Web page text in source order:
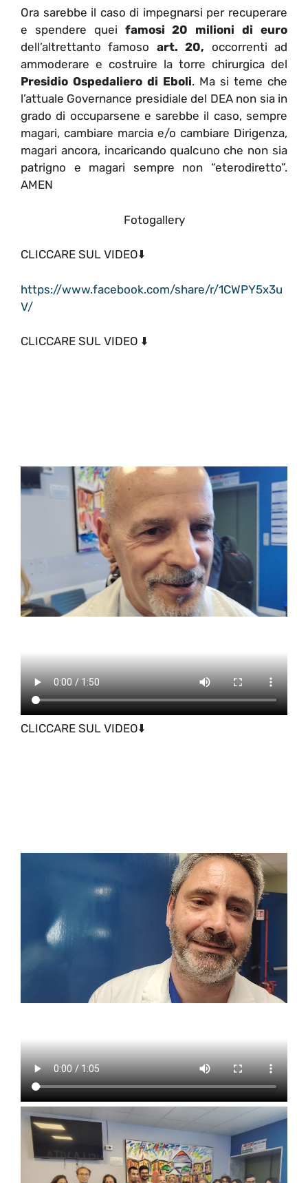
Ora sarebbe il caso di impegnarsi per recuperare
e spendere quei famosi 20 milioni di euro
dell’altrettanto famoso art. 20, occorrenti ad
ammoderare e costruire la torre chirurgica del
Presidio Ospedaliero di Eboli. Ma si teme che
l’attuale Governance presidiale del DEA non sia in
grado di occuparsene e sarebbe il caso, sempre
magari, cambiare marcia e/o cambiare Dirigenza,
magari ancora, incaricando qualcuno che non sia
patrigno e magari sempre non “eterodiretto”.
AMEN
Fotogallery
CLICCARE SUL VIDEO⬇️
https://www.facebook.com/share/r/1CWPY5x3u
V/
CLICCARE SUL VIDEO ⬇️
CLICCARE SUL VIDEO⬇️